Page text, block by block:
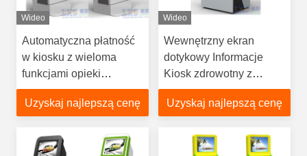
Wideo
Automatyczna płatność
w kiosku z wieloma
funkcjami opieki
zdrowotnej z drukarką
termiczną 58mm Kiosk
Uzyskaj najlepszą cenę
Wideo
Wewnętrzny ekran
dotykowy Informacje
Kiosk zdrowotny z
drukarką A4, czytnikiem
kart
Uzyskaj najlepszą cenę